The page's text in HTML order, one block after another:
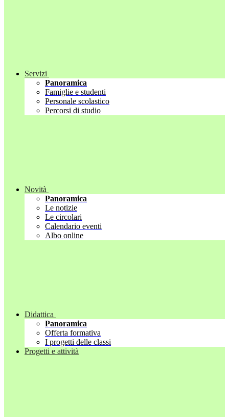
Servizi
Panoramica
Famiglie e studenti
Personale scolastico
Percorsi di studio
Novità
Panoramica
Le notizie
Le circolari
Calendario eventi
Albo online
Didattica
Panoramica
Offerta formativa
I progetti delle classi
Progetti e attività